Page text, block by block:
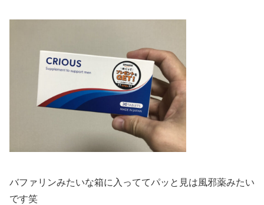
バファリンみたいな箱に入っててパッと見は風邪薬みたい
です笑